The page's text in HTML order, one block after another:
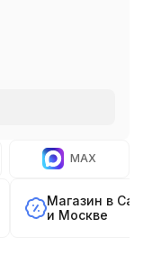
MAX
Магазин в
и Москве